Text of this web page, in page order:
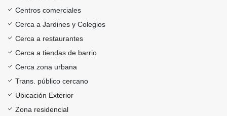
Centros comerciales
Cerca a Jardines y Colegios
Cerca a restaurantes
Cerca a tiendas de barrio
Cerca zona urbana
Trans. público cercano
Ubicación Exterior
Zona residencial